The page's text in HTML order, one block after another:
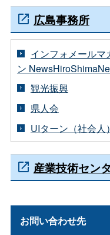
広島事務所
インフォメールマ
ン NewsHiroShimaNe
観光振興
県人会
UIターン（社会人）
産業技術セン
お問い合わせ先